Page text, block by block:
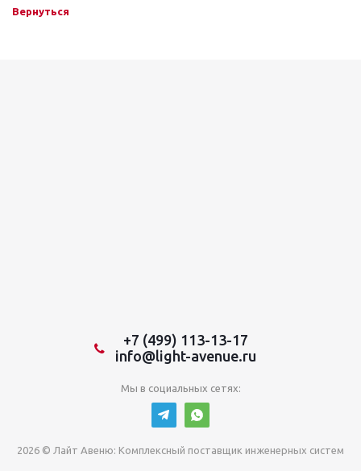
Вернуться
+7 (499) 113-13-17
info@light-avenue.ru
Мы в социальных сетях:
2026 © Лайт Авеню: Комплексный поставщик инженерных систем